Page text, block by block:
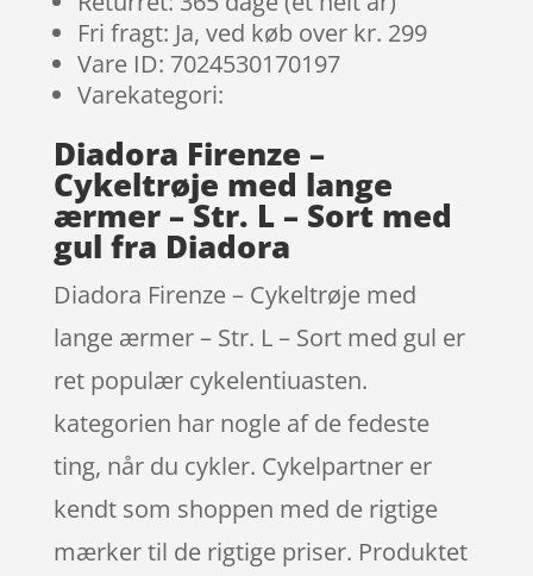
Fri fragt: Ja, ved køb over kr. 299
Vare ID: 7024530170197
Varekategori:
Diadora Firenze –
Cykeltrøje med lange
ærmer – Str. L – Sort med
gul fra Diadora
Diadora Firenze – Cykeltrøje med
lange ærmer – Str. L – Sort med gul er
ret populær cykelentiuasten.
kategorien har nogle af de fedeste
ting, når du cykler. Cykelpartner er
kendt som shoppen med de rigtige
mærker til de rigtige priser. Produktet